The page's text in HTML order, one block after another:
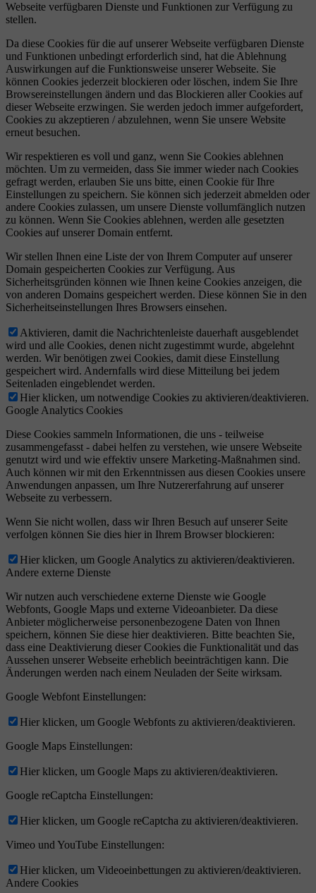
Webseite verfügbaren Dienste und Funktionen zur Verfügung zu
stellen.
Da diese Cookies für die auf unserer Webseite verfügbaren Dienste
und Funktionen unbedingt erforderlich sind, hat die Ablehnung
Auswirkungen auf die Funktionsweise unserer Webseite. Sie
können Cookies jederzeit blockieren oder löschen, indem Sie Ihre
Browsereinstellungen ändern und das Blockieren aller Cookies auf
dieser Webseite erzwingen. Sie werden jedoch immer aufgefordert,
Cookies zu akzeptieren / abzulehnen, wenn Sie unsere Website
erneut besuchen.
Wir respektieren es voll und ganz, wenn Sie Cookies ablehnen
möchten. Um zu vermeiden, dass Sie immer wieder nach Cookies
gefragt werden, erlauben Sie uns bitte, einen Cookie für Ihre
Einstellungen zu speichern. Sie können sich jederzeit abmelden oder
andere Cookies zulassen, um unsere Dienste vollumfänglich nutzen
zu können. Wenn Sie Cookies ablehnen, werden alle gesetzten
Cookies auf unserer Domain entfernt.
Wir stellen Ihnen eine Liste der von Ihrem Computer auf unserer
Domain gespeicherten Cookies zur Verfügung. Aus
Sicherheitsgründen können wie Ihnen keine Cookies anzeigen, die
von anderen Domains gespeichert werden. Diese können Sie in den
Sicherheitseinstellungen Ihres Browsers einsehen.
Aktivieren, damit die Nachrichtenleiste dauerhaft ausgeblendet
wird und alle Cookies, denen nicht zugestimmt wurde, abgelehnt
werden. Wir benötigen zwei Cookies, damit diese Einstellung
gespeichert wird. Andernfalls wird diese Mitteilung bei jedem
Seitenladen eingeblendet werden.
Hier klicken, um notwendige Cookies zu aktivieren/deaktivieren.
Google Analytics Cookies
Diese Cookies sammeln Informationen, die uns - teilweise
zusammengefasst - dabei helfen zu verstehen, wie unsere Webseite
genutzt wird und wie effektiv unsere Marketing-Maßnahmen sind.
Auch können wir mit den Erkenntnissen aus diesen Cookies unsere
Anwendungen anpassen, um Ihre Nutzererfahrung auf unserer
Webseite zu verbessern.
Wenn Sie nicht wollen, dass wir Ihren Besuch auf unserer Seite
verfolgen können Sie dies hier in Ihrem Browser blockieren:
Hier klicken, um Google Analytics zu aktivieren/deaktivieren.
Andere externe Dienste
Wir nutzen auch verschiedene externe Dienste wie Google
Webfonts, Google Maps und externe Videoanbieter. Da diese
Anbieter möglicherweise personenbezogene Daten von Ihnen
speichern, können Sie diese hier deaktivieren. Bitte beachten Sie,
dass eine Deaktivierung dieser Cookies die Funktionalität und das
Aussehen unserer Webseite erheblich beeinträchtigen kann. Die
Änderungen werden nach einem Neuladen der Seite wirksam.
Google Webfont Einstellungen:
Hier klicken, um Google Webfonts zu aktivieren/deaktivieren.
Google Maps Einstellungen:
Hier klicken, um Google Maps zu aktivieren/deaktivieren.
Google reCaptcha Einstellungen:
Hier klicken, um Google reCaptcha zu aktivieren/deaktivieren.
Vimeo und YouTube Einstellungen:
Hier klicken, um Videoeinbettungen zu aktivieren/deaktivieren.
Andere Cookies